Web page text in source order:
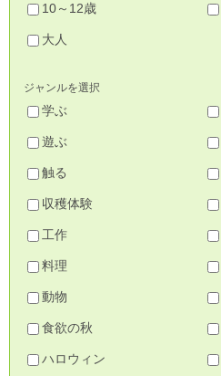
10～12歳
大人
ジャンルを選択
学ぶ
遊ぶ
触る
収穫体験
工作
料理
動物
食欲の秋
ハロウィン